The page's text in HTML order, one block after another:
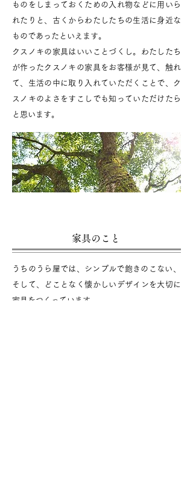
ものをしまっておくための入れ物などに用いら
れたりと、古くから わたしたちの生活に身近な
ものであったといえます。
クスノキの家具はいいことづくし。わたしたち
が作ったクスノキの家具をお客様が見て、触れ
て、生活の中に取り入れていただくことで、ク
スノキのよさをすこしでも知っていただけたら
と思います。
家具のこと
​うちのうら屋では、シンプルで飽きのこない、
そして、どことなく懐かしいデザインを大切に
家具をつくっています。